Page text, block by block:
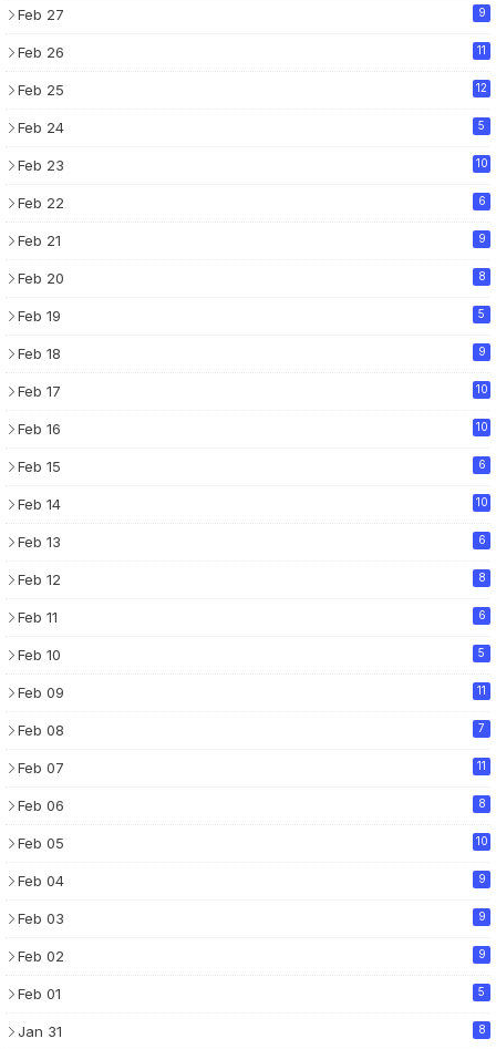
Feb 27 9
Feb 26 11
Feb 25 12
Feb 24 5
Feb 23 10
Feb 22 6
Feb 21 9
Feb 20 8
Feb 19 5
Feb 18 9
Feb 17 10
Feb 16 10
Feb 15 6
Feb 14 10
Feb 13 6
Feb 12 8
Feb 11 6
Feb 10 5
Feb 09 11
Feb 08 7
Feb 07 11
Feb 06 8
Feb 05 10
Feb 04 9
Feb 03 9
Feb 02 9
Feb 01 5
Jan 31 8